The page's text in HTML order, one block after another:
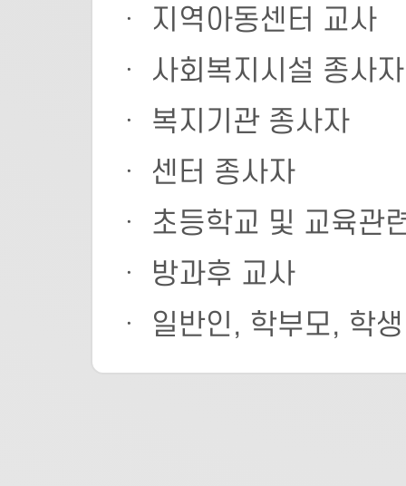
ㆍ 지역아동센터 교사
ㆍ 사회복지시설 종사자
ㆍ 복지기관 종사자
ㆍ 센터 종사자
ㆍ 초등학교 및 교육관
ㆍ 방과후 교사
ㆍ 일반인, 학부모, 학